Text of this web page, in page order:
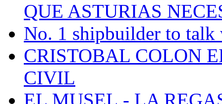
QUE ASTURIAS
No. 1 shipbuilder to talk
CRISTOBAL COLON
CIVIL
EL MUSEL.- LA